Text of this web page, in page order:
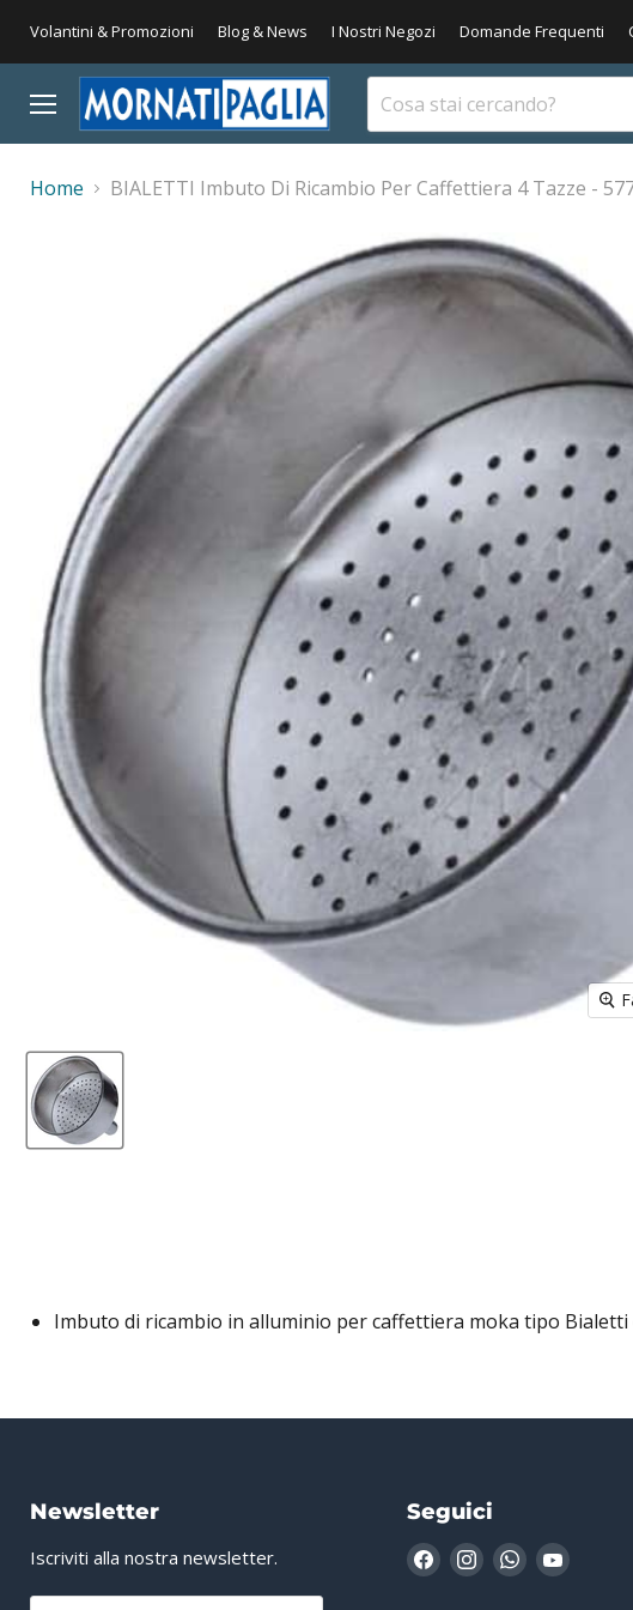
Volantini & Promozioni Blog & News I Nostri Negozi Domande Frequenti
Menu
Home BIALETTI Imbuto Di Ricambio Per Caffettiera 4 Tazze -
Imbuto di ricambio in alluminio per caffettiera moka tipo Bialetti
Newsletter
Iscriviti alla nostra newsletter.
Seguici
TrovaciTrovaciTrovaciTrovaci